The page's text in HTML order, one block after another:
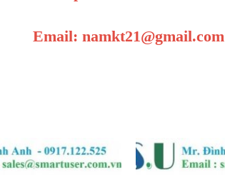
Email: namkt21@gmail.com